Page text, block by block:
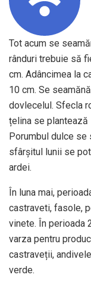
Tot acum se
rânduri trebuie să
cm. Adâncimea la
10 cm. Se
dovlecelul. Sfecla
țelina se plantează
Porumbul dulce se
sfârșitul lunii se
ardei.
În luna mai,
castraveti, fasole,
vinete. În perioada
varza pentru
castraveții,
verde.